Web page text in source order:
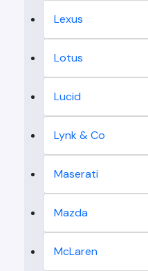
Lexus
Lotus
Lucid
Lynk & Co
Maserati
Mazda
McLaren